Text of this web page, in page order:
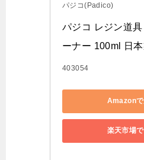
パジコ(Padico)
パジコ レジン道具
ーナー 100ml 日
403054
Amazonで
楽天市場